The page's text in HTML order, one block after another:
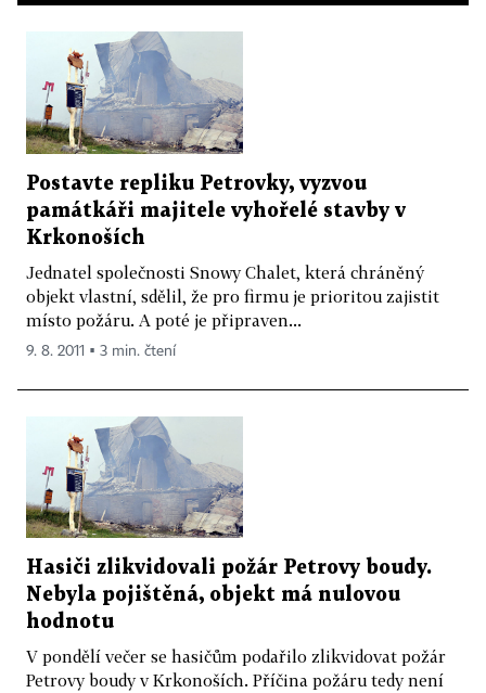
Postavte repliku Petrovky, vyzvou
památkáři majitele vyhořelé stavby v
Krkonoších
Jednatel společnosti Snowy Chalet, která chráněný
objekt vlastní, sdělil, že pro firmu je prioritou zajistit
místo požáru. A poté je připraven...
9. 8. 2011 ▪ 3 min. čtení
Hasiči zlikvidovali požár Petrovy boudy.
Nebyla pojištěná, objekt má nulovou
hodnotu
V pondělí večer se hasičům podařilo zlikvidovat požár
Petrovy boudy v Krkonoších. Příčina požáru tedy není